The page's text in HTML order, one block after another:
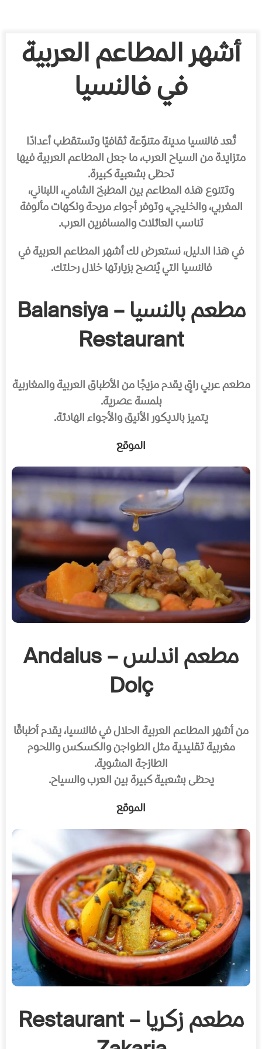
أشهر المطاعم العربية
في فالنسيا
تُعد فالنسيا مدينة متنوّعة ثقافيًا وتستقطب أعدادًا
متزايدة من السياح العرب، ما جعل المطاعم العربية فيها
تحظى بشعبية كبيرة.
وتتنوع هذه المطاعم بين المطبخ الشامي، اللبناني،
المغربي، والخليجي، وتوفر أجواء مريحة ونكهات مألوفة
تناسب العائلات والمسافرين العرب.
في هذا الدليل، نستعرض لك أشهر المطاعم العربية في
فالنسيا التي يُنصح بزيارتها خلال رحلتك.
مطعم بالنسيا – Balansiya
Restaurant
مطعم عربي راقٍ يقدم مزيجًا من الأطباق العربية والمغاربية
بلمسة عصرية.
يتميز بالديكور الأنيق والأجواء الهادئة.
الموقع
مطعم اندلس – Andalus
Dolç
من أشهر المطاعم العربية الحلال في فالنسيا، يقدم أطباقًا
مغربية تقليدية مثل الطواجن والكسكس واللحوم
الطازجة المشوية.
يحظى بشعبية كبيرة بين العرب والسياح.
الموقع
مطعم زكريا – Restaurant